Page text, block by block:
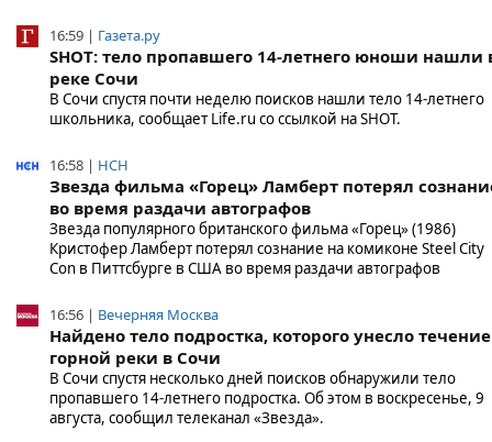
16:59 | Газета.ру
SHOT: тело пропавшего 14-летнего юноши нашли
реке Сочи
В Сочи спустя почти неделю поисков нашли тело 14-летнего
школьника, сообщает Life.ru со ссылкой на SHOT.
16:58 | НСН
Звезда фильма «Горец» Ламберт потерял
во время раздачи автографов
Звезда популярного британского фильма «Горец» (1986)
Кристофер Ламберт потерял сознание на комиконе Steel City
Con в Питтсбурге в США во время раздачи автографов
16:56 | Вечерняя Москва
Найдено тело подростка, которого унесло
горной реки в Сочи
В Сочи спустя несколько дней поисков обнаружили тело
пропавшего 14-летнего подростка. Об этом в воскресенье, 9
августа, сообщил телеканал «Звезда».